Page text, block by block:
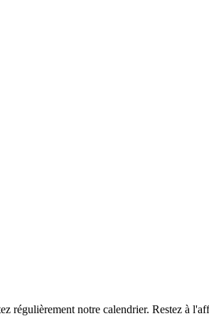
régulièrement notre calendrier. Restez à